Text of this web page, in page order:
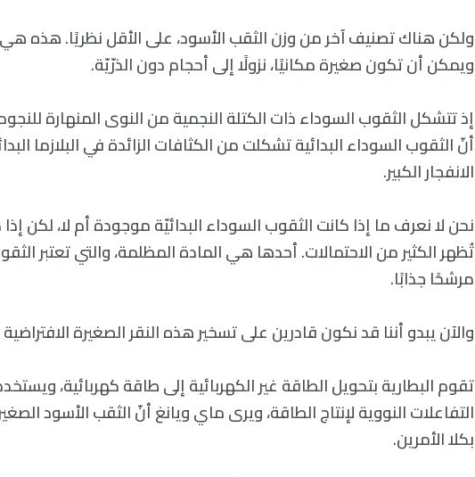
ولكن هناك تصنيف آخر من وزن الثقب الأسود، على الأقل نظريًا. هذه هي
ويمكن أن تكون صغيرة مكانيًا، نزولًا إلى أحجام دون الذرّيّة.
إذ تتشكل الثقوب السوداء ذات الكتلة النجمية من النوى المنهارة
أنّ الثقوب السوداء البدائية تشكلت من الكثافات الزائدة في البلازما
الانفجار الكبير.
نحن لا نعرف ما إذا كانت الثقوب السوداء البدائيّة موجودة أم لا، لكن
تُظهر الكثير من الاحتمالات. أحدها هي المادة المظلمة، والتي تعتبر
مرشحًا جذابًا.
والآن يبدو أننا قد نكون قادرين على تسخير هذه النقر الصغيرة
تقوم البطارية بتحويل الطاقة غير الكهربائية إلى طاقة كهربائية،
التفاعلات النووية لإنتاج الطاقة، ويرى ماي ويانغ أنّ الثقب الأسود
بكلا الأمرين.